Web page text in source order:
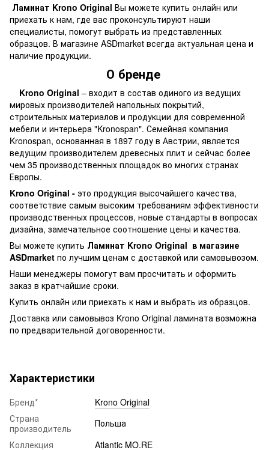
Ламинат Krono Original Вы можете купить онлайн или
приехать к нам, где вас проконсультируют наши
специалисты, помогут выбрать из представленных
образцов. В магазине ASDmarket всегда актуальная цена и
наличие продукции.
О бренде
Krono Original – входит в состав одиного из ведущих
мировых производителей напольных покрытий,
строительных материалов и продукции для современной
мебели и интерьера "Kronospan". Семейная компания
Kronospan, основанная в 1897 году в Австрии, является
ведущим производителем древесных плит и сейчас более
чем 35 производственных площадок во многих странах
Европы.
Krono Original - это продукция высочайшего качества,
соответствие самым высоким требованиям эффективности
производственных процессов, новые стандарты в вопросах
дизайна, замечательное соотношение цены и качества.
Вы можете купить Ламинат Krono Original в магазине
ASDmarket по лучшим ценам с доставкой или самовывозом.
Наши менеджеры помогут вам просчитать и оформить
заказ в кратчайшие сроки.
Купить онлайн или приехать к нам и выбрать из образцов.
Доставка или самовывоз Krono Original ламината возможна
по предварительной договоренности.
Характеристики
Бренд*
Krono Original
Страна
производитель
Польша
Коллекция
Atlantic MO.RE